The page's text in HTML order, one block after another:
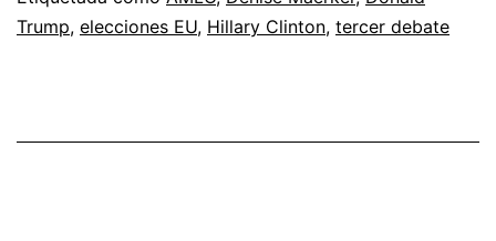
Trump, elecciones EU, Hillary Clinton, tercer debate